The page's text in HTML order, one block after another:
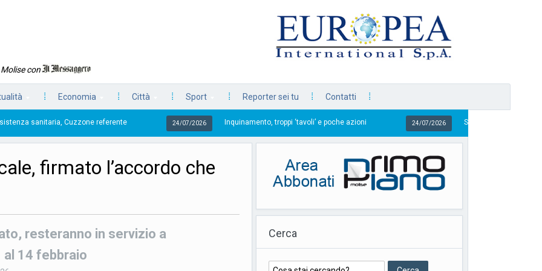
con
Economia Città Sport Reporter sei tu Contatti
referente 24/07/2026 Inquinamento, troppi ‘tavoli’ e poche azioni 24/07/2026 Sapori a 1000 metri, in vetrina i sapori
firmato l’accordo che
resteranno in servizio a
al 14 febbraio
Cerca